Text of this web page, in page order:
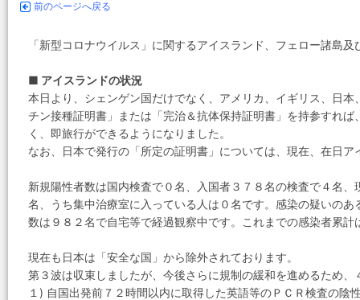
前のページへ戻る
「新型コロナウイルス」に関するアイスランド、フェロー諸島
■ アイスランドの状況
本日より、シェンゲン国だけでなく、アメリカ、イギリス、日
チン接種証明書」または「完治＆抗体保持証明書」を持参すれ
く、即旅行ができるようになりました。
なお、日本で発行の「所定の証明書」については、現在、在日
新規陽性者数は国内検査で０名、入国者３７８名の検査で４名
名、うち集中治療室に入っている人は０名です。感染の疑いの
数は９８２名で自宅等で経過観察中です。これまでの感染者累
現在も日本は「安全な国」から除外されております。
第３波は収束しましたが、今後さらに規制の緩和を進めるため
１) 自国出発前７２時間以内に取得した英語等のＰＣＲ検査の陰